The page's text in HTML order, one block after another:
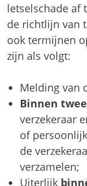
letselschade af
de richtlijn van
ook termijnen
zijn als volgt:
Melding van
Binnen
verzekeraar
of
de
verzamelen;
Uiterlijk